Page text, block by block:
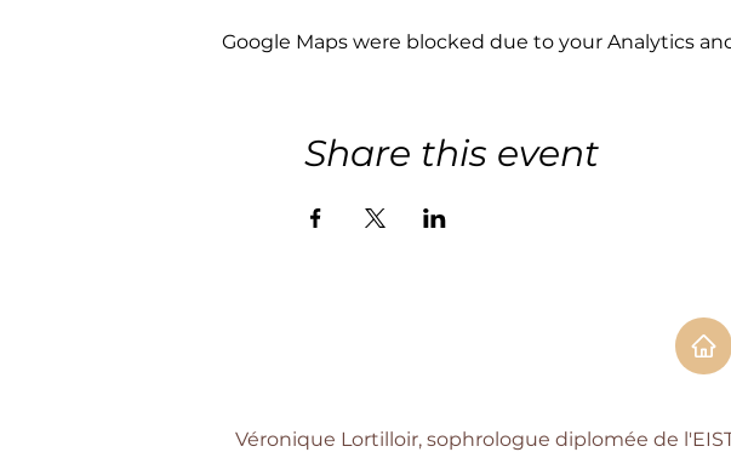
Google Maps were blocked due to your Analytics
Share this event
Véronique Lortilloir, sophrologue diplomée de